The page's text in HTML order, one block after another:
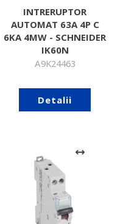
INTRERUPTOR
AUTOMAT 63A 4P C
6KA 4MW - SCHNEIDER
IK60N
A9K24463
Detalii